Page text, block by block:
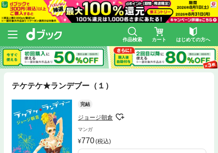
作品検索 カート はじめての方へ
テケテケ★ランデブー（１）
完結
ジョージ朝倉
マンガ
770(税込)